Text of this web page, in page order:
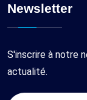
Newsletter
S'inscrire à notre
actualité.